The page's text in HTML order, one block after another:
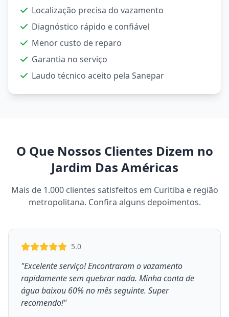
Localização precisa do vazamento
Diagnóstico rápido e confiável
Menor custo de reparo
Garantia no serviço
Laudo técnico aceito pela Sanepar
O Que Nossos Clientes Dizem no
Jardim Das Américas
Mais de 1.000 clientes satisfeitos em Curitiba e região
metropolitana. Confira alguns depoimentos.
5.0
"Excelente serviço! Encontraram o vazamento
rapidamente sem quebrar nada. Minha conta de
água baixou 60% no mês seguinte. Super
recomendo!"